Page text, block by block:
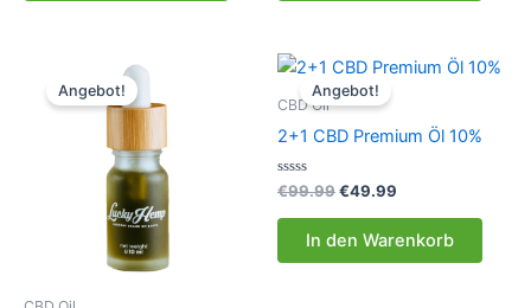
Angebot! Angebot!
CBD Oil
2+1 CBD Premium Öl 10%
Bewertet
0
€99.99Ursprünglicher
war:
€99.99
€49.99
ist:
€49.99.
In den Warenkorb